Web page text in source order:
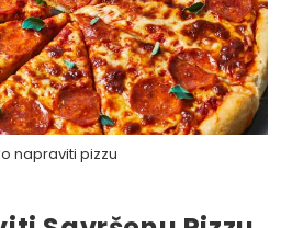
napraviti pizzu